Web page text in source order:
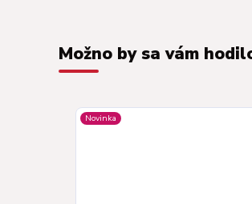
Možno by sa vám
Novinka